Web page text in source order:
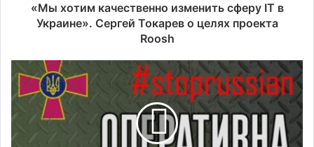
«Мы хотим качественно изменить сферу IT в
Украине». Сергей Токарев о целях проекта
Roosh